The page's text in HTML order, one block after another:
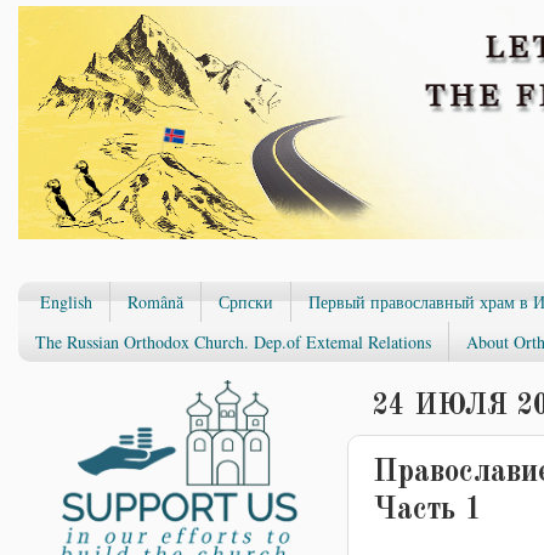
English Română Српски
Первый православный храм в
The Russian Orthodox Church. Dep.of Extemal Relations
About
24 ИЮЛЯ
Часть 1